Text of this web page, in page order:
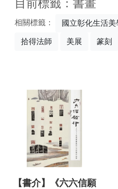
目前標籤：書畫
相關標籤： 國立彰化生活美
拾得法師 美展 篆刻
【書介】《六六信願